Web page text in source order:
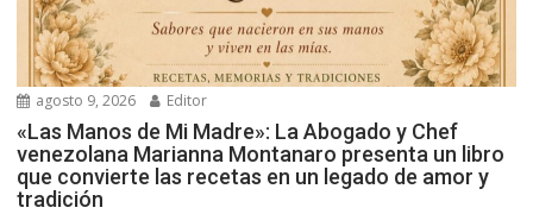
agosto 9, 2026 Editor
«Las Manos de Mi Madre»: La Abogado y Chef
venezolana Marianna Montanaro presenta un libro
que convierte las recetas en un legado de amor y
tradición